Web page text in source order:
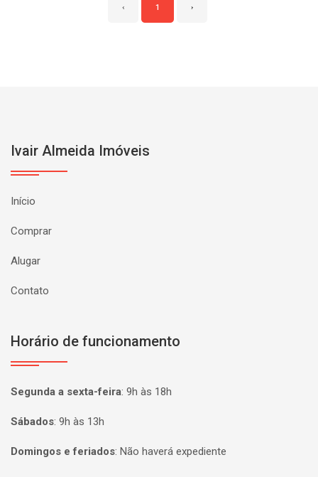
‹ 1 ›
Ivair Almeida Imóveis
Início
Comprar
Alugar
Contato
Horário de funcionamento
Segunda a sexta-feira: 9h às 18h
Sábados: 9h às 13h
Domingos e feriados: Não haverá expediente